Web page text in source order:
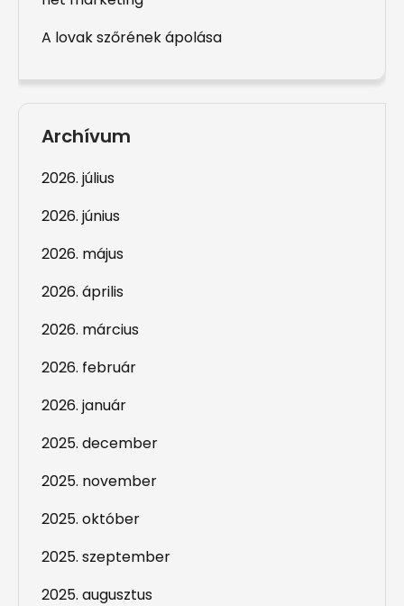
A lovak szőrének ápolása
Archívum
2026. július
2026. június
2026. május
2026. április
2026. március
2026. február
2026. január
2025. december
2025. november
2025. október
2025. szeptember
2025. augusztus